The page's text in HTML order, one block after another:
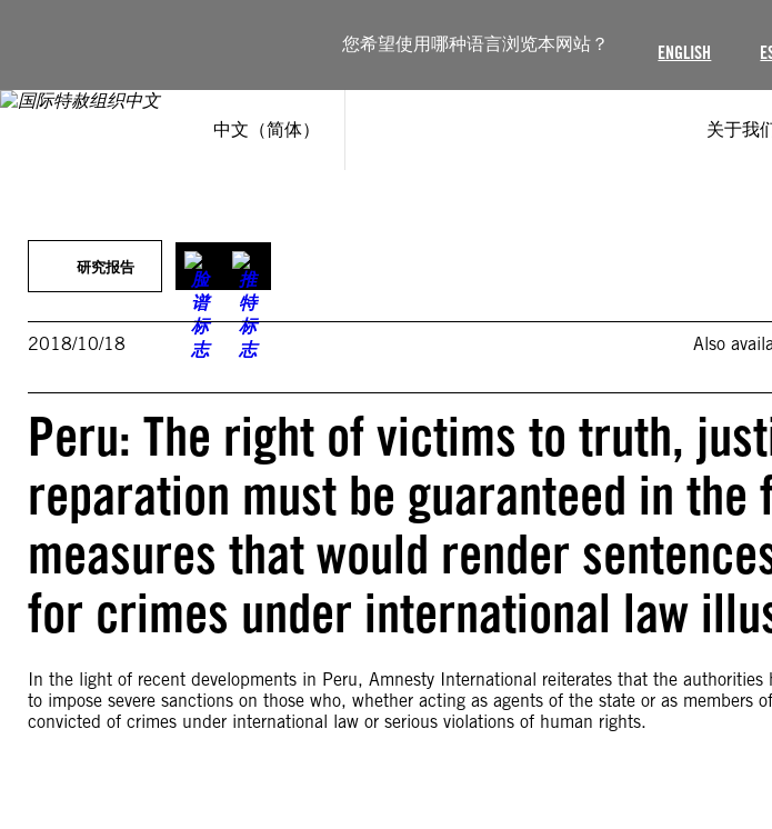
您希望使用哪种语言浏览本网站？ ENGLISH
中文（简体） 关于我
研究报告
2018/10/18 Also
Peru: The right of victims to truth,
reparation must be guaranteed in the
measures that would render
for crimes under international law
In the light of recent developments in Peru, Amnesty International reiterates that the authorities
to impose severe sanctions on those who, whether acting as agents of the state or as members
convicted of crimes under international law or serious violations of human rights.